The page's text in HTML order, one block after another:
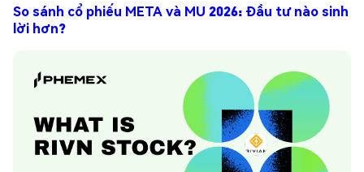
So sánh cổ phiếu META và MU 2026: Đầu tư nào sinh
lời hơn?